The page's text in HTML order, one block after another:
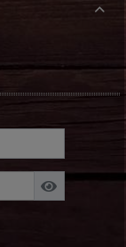
